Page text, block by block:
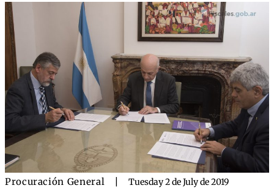
Procuración General Tuesday 2 de July de 2019